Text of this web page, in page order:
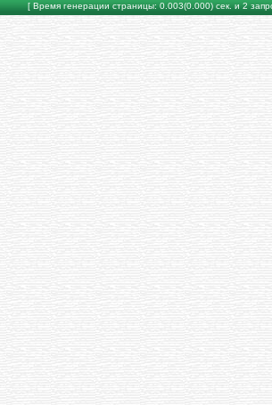
[ Время генерации страницы: 0.003(0.000) сек. и 2